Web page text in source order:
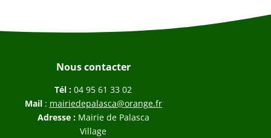
Nous contacter
Tél :04 95 61 33 02
Mail: mairiedepalasca@orange.fr
Adresse : Mairie de Palasca
Village